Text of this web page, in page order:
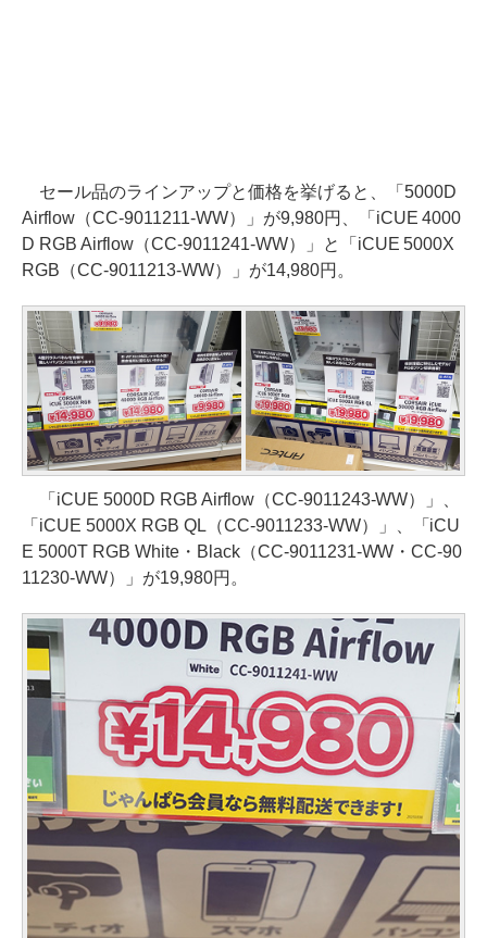
セール品のラインアップと価格を挙げると、「5000D
Airflow（CC-9011211-WW）」が9,980円、「iCUE 4000
D RGB Airflow（CC-9011241-WW）」と「iCUE 5000X
RGB（CC-9011213-WW）」が14,980円。
「iCUE 5000D RGB Airflow（CC-9011243-WW）」、
「iCUE 5000X RGB QL（CC-9011233-WW）」、「iCU
E 5000T RGB White・Black（CC-9011231-WW・CC-90
11230-WW）」が19,980円。